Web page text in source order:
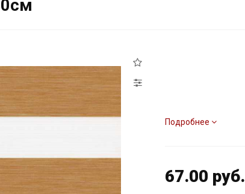
Подробнее
67.00 руб.